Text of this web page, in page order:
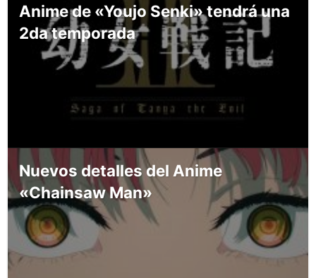
Anime de «Youjo Senki» tendrá una
2da temporada
Nuevos detalles del Anime
«Chainsaw Man»